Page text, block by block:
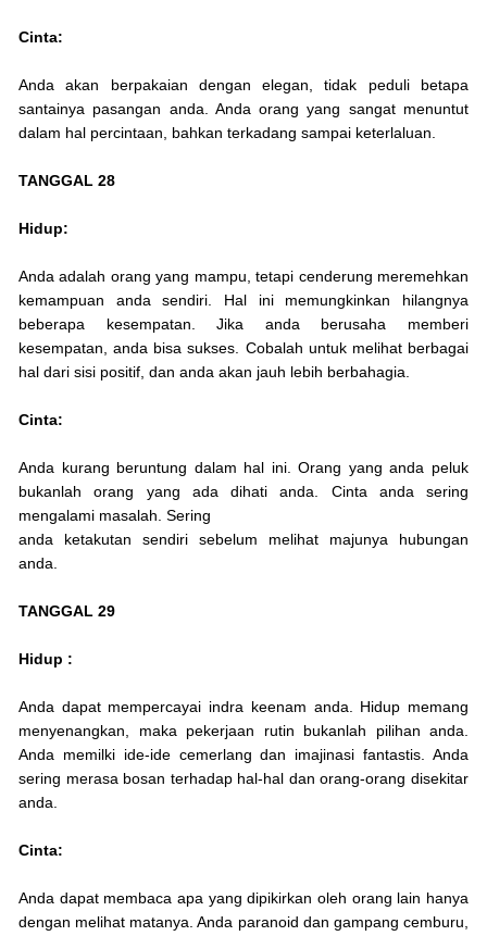
Cinta:
Anda akan berpakaian dengan elegan, tidak peduli betapa
santainya pasangan anda. Anda orang yang sangat menuntut
dalam hal percintaan, bahkan terkadang sampai keterlaluan.
TANGGAL 28
Hidup:
Anda adalah orang yang mampu, tetapi cenderung meremehkan
kemampuan anda sendiri. Hal ini memungkinkan hilangnya
beberapa kesempatan. Jika anda berusaha memberi
kesempatan, anda bisa sukses. Cobalah untuk melihat berbagai
hal dari sisi positif, dan anda akan jauh lebih berbahagia.
Cinta:
Anda kurang beruntung dalam hal ini. Orang yang anda peluk
bukanlah orang yang ada dihati anda. Cinta anda sering
mengalami masalah. Sering
anda ketakutan sendiri sebelum melihat majunya hubungan
anda.
TANGGAL 29
Hidup :
Anda dapat mempercayai indra keenam anda. Hidup memang
menyenangkan, maka pekerjaan rutin bukanlah pilihan anda.
Anda memilki ide-ide cemerlang dan imajinasi fantastis. Anda
sering merasa bosan terhadap hal-hal dan orang-orang disekitar
anda.
Cinta:
Anda dapat membaca apa yang dipikirkan oleh orang lain hanya
dengan melihat matanya. Anda paranoid dan gampang cemburu,